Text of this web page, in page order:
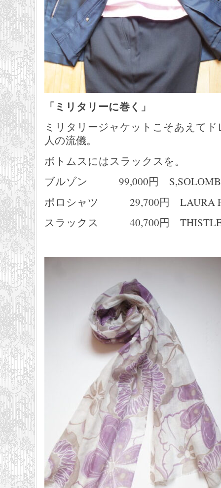
「ミリタリーに巻く」
ミリタリージャケットこそあえて
人の流儀。
ボトムスにはスラックスを。
ブルゾン 99,000円
ポロシャツ 29,700円 LAURA
スラックス 40,700円